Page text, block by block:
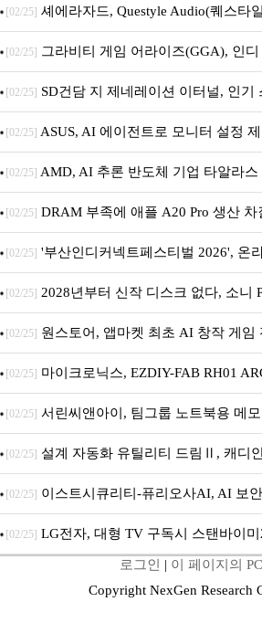
[02/25] 셰에라자드, Questyle Audio(퀘스타
내 정식 출시
[02/25] 그라비티 게임 어라이즈(GGA), 인
던전 13’ 참가!
[02/25] SD건담 지 제네레이션 이터널, 인기
아의 용사’ 재개최 및 풍성한 기념 이벤트
[02/25] ASUS, AI 에이전트로 모니터 설정
[02/25] AMD, AI 추론 반도체 기업 타알라스
[02/25] DRAM 부족에 애플 A20 Pro 생산 차
퍼 대기
[02/25] '부산인디커넥트페스티벌 2026', 온
개막... 22일간 진행
[02/25] 2028년부터 신작 디스크 없다, 소니
문 추가
[02/25] 원스토어, 앱마켓 최초 AI 창작 게임
[02/25] 마이크로닉스, EZDIY-FAB RH01
시
[02/25] 서린씨앤아이, 팀그룹 노트북용 메
5600MHz 16GB 출시
[02/25] 설계 자동화 유틸리티 드림Ⅱ, 캐디
무상 배포
[02/25] 이스트시큐리티-퓨리오사AI, AI 보
세대 AI 보안 플랫폼 구축
[02/25] LG전자, 대형 TV 구독시 스탠바이
로그인 | 이 페이지의
Copyright NexGen Research